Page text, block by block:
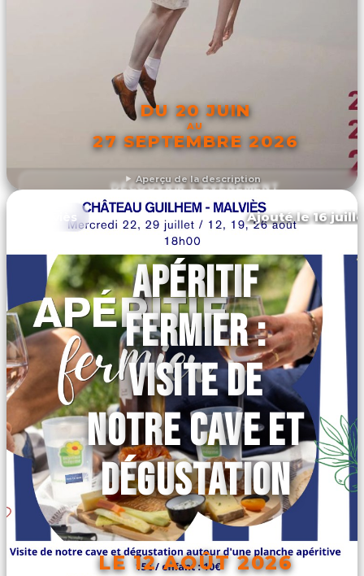
Aperçu de la description
DU 20 JUIN
AU
27 SEPTEMBRE 2026
DÉCOUVRIR L'ÉVÉNEMENT
Malviès Ajouté le 16
APÉRITIF
FERMIER :
VISITE DE
NOTRE CAVE ET
DÉGUSTATION
LE 12 AOÛT 2026